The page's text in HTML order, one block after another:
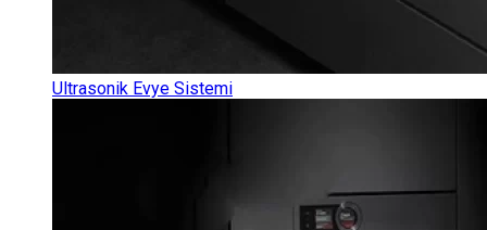
Ultrasonik Evye Sistemi